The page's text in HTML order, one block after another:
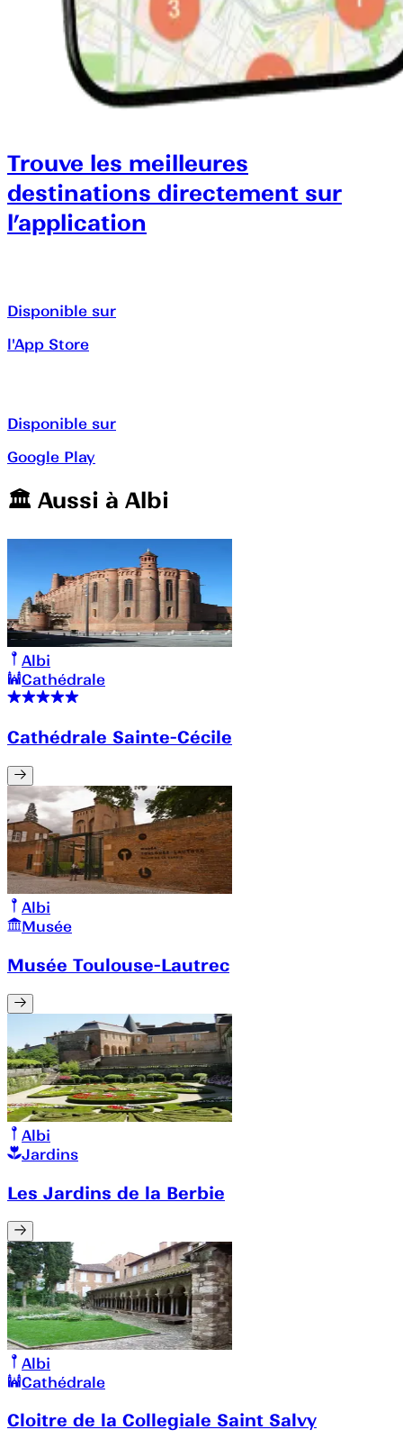
Trouve les meilleures
destinations directement sur
l’application
Disponible sur
l'App Store
Disponible sur
Google Play
🏛️️ Aussi à Albi
Albi
Cathédrale
Cathédrale Sainte-Cécile
Albi
Musée
Musée Toulouse-Lautrec
Albi
Jardins
Les Jardins de la Berbie
Albi
Cathédrale
Cloitre de la Collegiale Saint Salvy